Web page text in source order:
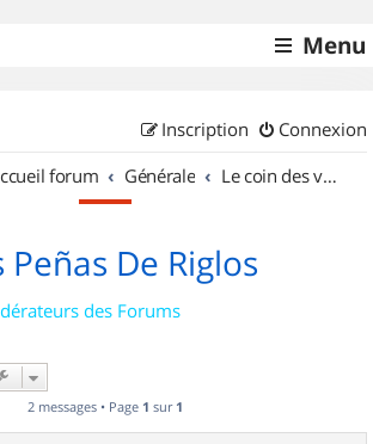
Menu
Connexion
Inscription
forum Générale Le coin des vidéastes
Peñas De Riglos
des Forums
2 messages • Page 1 sur 1